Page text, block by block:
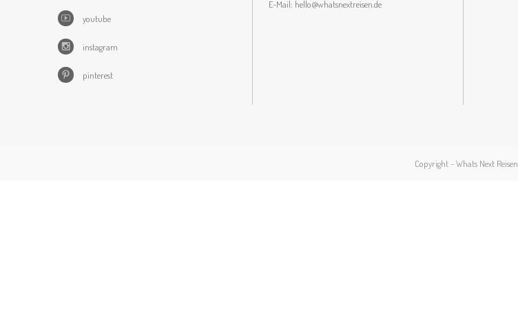
youtube
instagram
pinterest
E-Mail: hello@whatsnextreisen.de
Copyright - Whats Next Reisen